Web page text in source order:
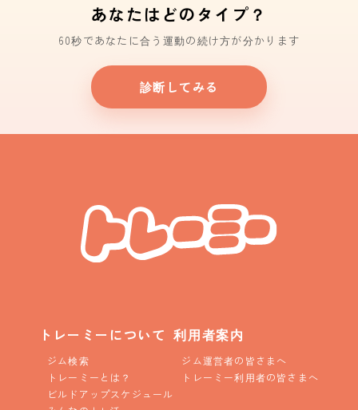
あなたはどのタイプ？
60秒であなたに合う運動の続け方が分かります
診断してみる
トレーミーについて
ジム検索
トレーミーとは？
ビルドアップスケジュール
利用者案内
ジム運営者の皆さまへ
トレーミー利用者の皆さまへ